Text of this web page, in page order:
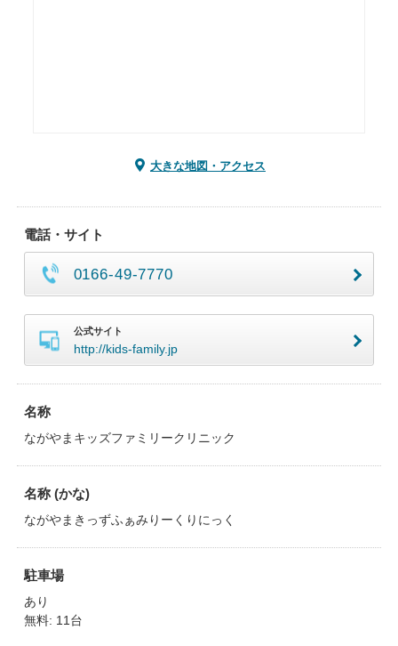
大きな地図・アクセス
電話・サイト
0166-49-7770
公式サイト
http://kids-family.jp
名称
ながやまキッズファミリークリニック
名称 (かな)
ながやまきっずふぁみりーくりにっく
駐車場
あり
無料: 11台